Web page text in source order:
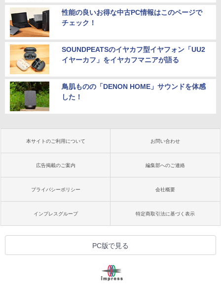
性能の良いお得な中古PC情報はこのページで
チェック！
SOUNDPEATSのイヤカフ型イヤフォン「UU2
イヤーカフ」をイヤカフマニアが語る
鳥肌ものの「DENON HOME」サウンドを体感
した！
本サイトのご利用について お問い合わせ
広告掲載のご案内 編集部へのご連絡
プライバシーポリシー 会社概要
インプレスグループ 特定商取引法に基づく表示
PC版で見る